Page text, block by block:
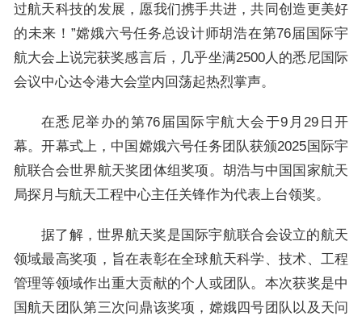
过航天科技的发展，愿我们携手共进，共同创造更美好
的未来！”嫦娥六号任务总设计师胡浩在第76届国际宇
航大会上说完获奖感言后，几乎坐满2500人的悉尼国际
会议中心达令港大会堂内回荡起热烈掌声。
在悉尼举办的第76届国际宇航大会于9月29日开
幕。开幕式上，中国嫦娥六号任务团队获颁2025国际宇
航联合会世界航天奖团体组奖项。胡浩与中国国家航天
局探月与航天工程中心主任关锋作为代表上台领奖。
据了解，世界航天奖是国际宇航联合会设立的航天
领域最高奖项，旨在表彰在全球航天科学、技术、工程
管理等领域作出重大贡献的个人或团队。本次获奖是中
国航天团队第三次问鼎该奖项，嫦娥四号团队以及天问